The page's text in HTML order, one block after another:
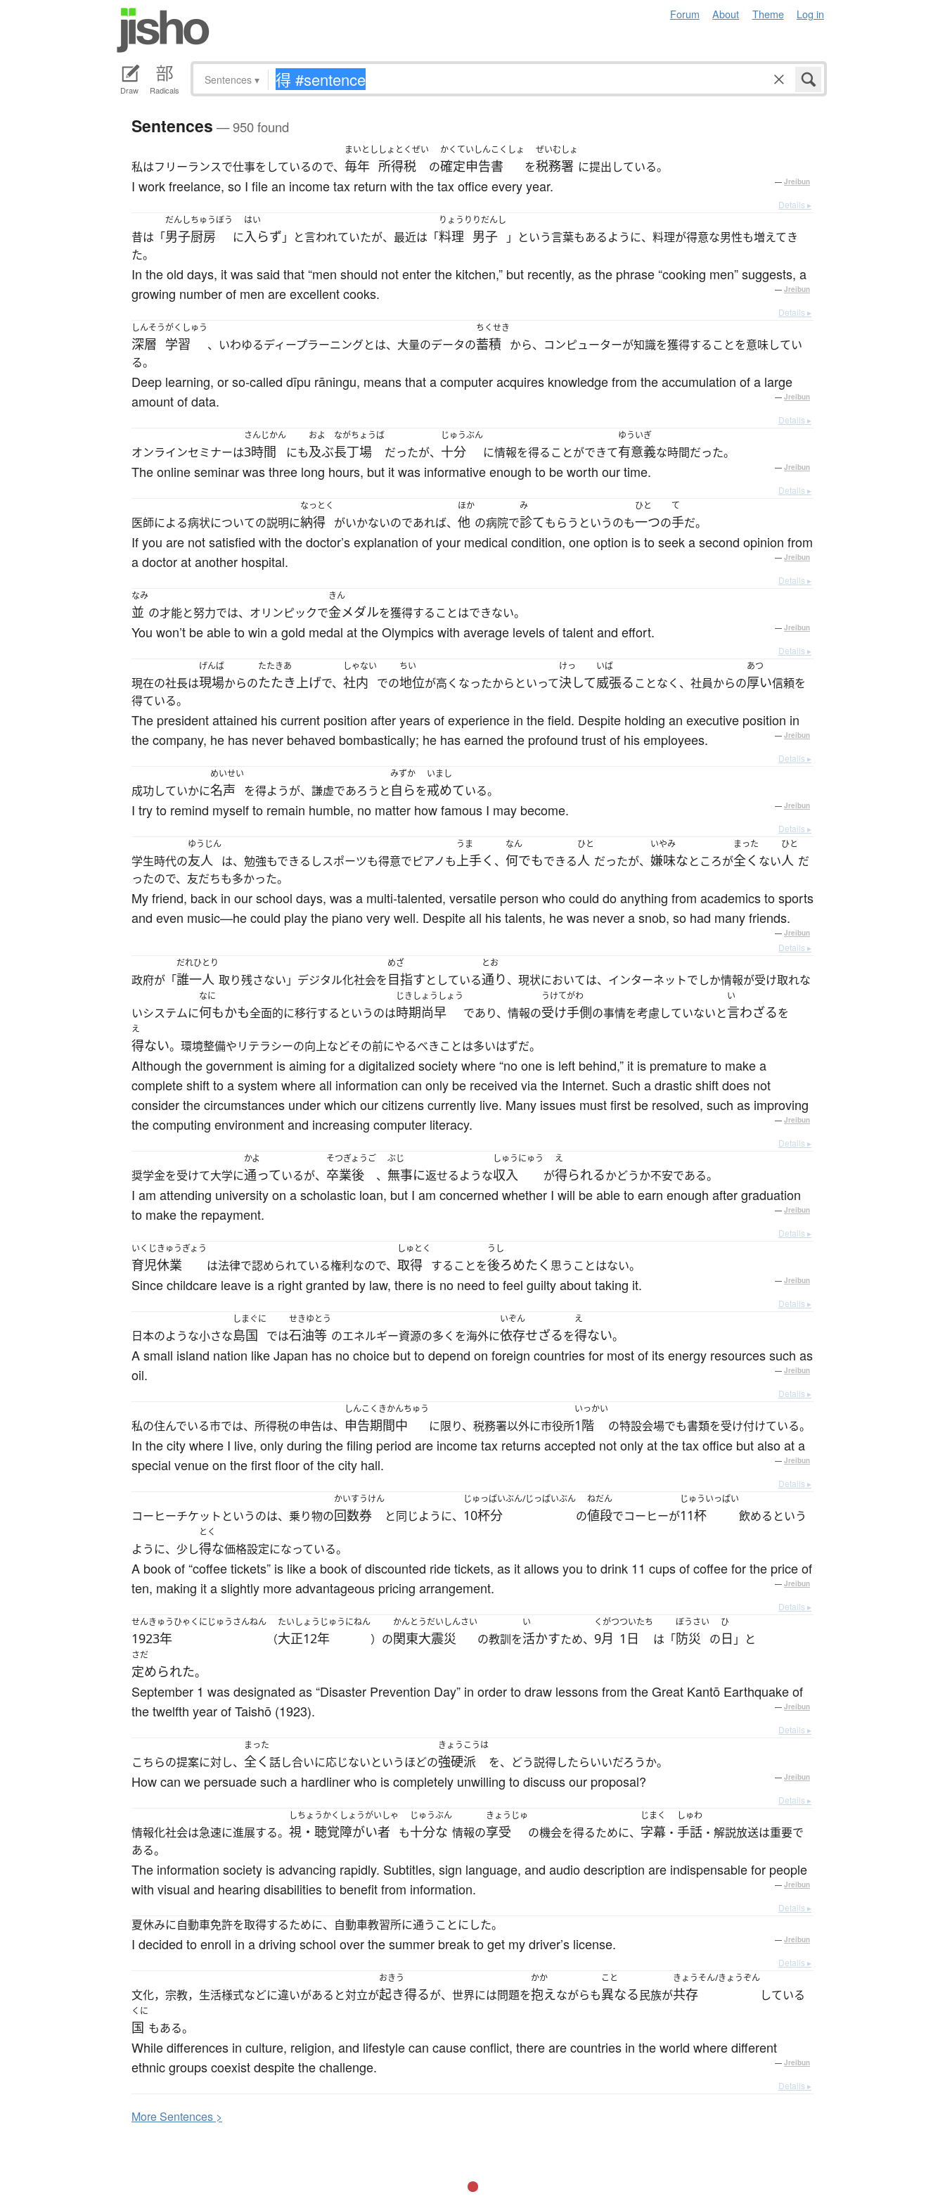
Forum About Theme Log in
Draw Radicals
Sentences ▾
Sentences — 950 found
私はフリーランスで仕事をしているので、
まいとし
毎年
しょとくぜい
所得税 の
かくていしんこくしょ
確定申告書 を
ぜいむしょ
税務署 に提出している。
I work freelance, so I file an income tax return with the tax office every year. — Jreibun
Details ▸
昔は「
だんし
男子
ちゅうぼう
厨房 に
はい
入らず 」と言われていたが、最近は「
りょうり
料理
りだんし
男子
」という言葉もあるように、料理が得意な男性も増えてき
た。
In the old days, it was said that “men should not enter the kitchen,” but recently, as the phrase “cooking men” suggests, a
growing number of men are excellent cooks.
— Jreibun
Details ▸
しんそう
深層
がくしゅう
学習 、いわゆるディープラーニングとは、大量のデータの
ちくせき
蓄積 から、コンピューターが知識を獲得することを意味してい
る。
Deep learning, or so-called dīpu rāningu, means that a computer acquires knowledge from the accumulation of a large
amount of data.
— Jreibun
Details ▸
オンラインセミナーは
さんじかん
3時間 にも
およ
及ぶ
ながちょうば
長丁場 だったが、
じゅうぶん
十分 に情報を得ることができて
ゆういぎ
有意義な時間だった。
The online seminar was three long hours, but it was informative enough to be worth our time. — Jreibun
Details ▸
医師による病状についての説明に
なっとく
納得 がいかないのであれば、
ほか
他 の病院で
み
診てもらうというのも
ひと
一つの
て
手だ。
If you are not satisfied with the doctor’s explanation of your medical condition, one option is to seek a second opinion from
a doctor at another hospital.
— Jreibun
Details ▸
なみ
並 の才能と努力では、オリンピックで
きん
金メダルを獲得することはできない。
You won’t be able to win a gold medal at the Olympics with average levels of talent and effort. — Jreibun
Details ▸
現在の社長は
げんば
現場からの
たたきあ
たたき上げで、
しゃない
社内 での
ちい
地位が高くなったからといって
けっ
決して
いば
威張ることなく、社員からの
あつ
厚い信頼を
得ている。
The president attained his current position after years of experience in the field. Despite holding an executive position in
the company, he has never behaved bombastically; he has earned the profound trust of his employees.
— Jreibun
Details ▸
成功していかに
めいせい
名声 を得ようが、謙虚であろうと
みずか
自らを
いまし
戒めている。
I try to remind myself to remain humble, no matter how famous I may become. — Jreibun
Details ▸
学生時代の
ゆうじん
友人 は、勉強もできるしスポーツも得意でピアノも
うま
上手く 、
なん
何でもできる
ひと
人 だったが、
いやみ
嫌味なところが
まった
全く ない
ひと
人 だ
ったので、友だちも多かった。
My friend, back in our school days, was a multi-talented, versatile person who could do anything from academics to sports
and even music—he could play the piano very well. Despite all his talents, he was never a snob, so had many friends.
— Jreibun
Details ▸
政府が「
だれひとり
誰一人 取り残さない」デジタル化社会を
めざ
目指すとしている
とお
通り、現状においては、インターネットでしか情報が受け取れな
いシステムに
なに
何もかも全面的に移行するというのは
じきしょうしょう
時期尚早 であり、情報の
うけてがわ
受け手側の事情を考慮していないと
い
言わざるを
え
得ない。環境整備やリテラシーの向上などその前にやるべきことは多いはずだ。
Although the government is aiming for a digitalized society where “no one is left behind,” it is premature to make a
complete shift to a system where all information can only be received via the Internet. Such a drastic shift does not
consider the circumstances under which our citizens currently live. Many issues must first be resolved, such as improving
the computing environment and increasing computer literacy.
— Jreibun
Details ▸
奨学金を受けて大学に
かよ
通っているが、
そつぎょうご
卒業後 、
ぶじ
無事に返せるような
しゅうにゅう
収入 が
え
得られるかどうか不安である。
I am attending university on a scholastic loan, but I am concerned whether I will be able to earn enough after graduation
to make the repayment.
— Jreibun
Details ▸
いくじきゅうぎょう
育児休業 は法律で認められている権利なので、
しゅとく
取得 することを
うし
後ろめたく 思うことはない。
Since childcare leave is a right granted by law, there is no need to feel guilty about taking it. — Jreibun
Details ▸
日本のような小さな
しまぐに
島国 では
せきゆとう
石油等 のエネルギー資源の多くを海外に
いぞん
依存せざるを
え
得ない。
A small island nation like Japan has no choice but to depend on foreign countries for most of its energy resources such as
oil.
— Jreibun
Details ▸
私の住んでいる市では、所得税の申告は、
しんこくきかんちゅう
申告期間中 に限り、税務署以外に市役所
いっかい
1階 の特設会場でも書類を受け付けている。
In the city where I live, only during the filing period are income tax returns accepted not only at the tax office but also at a
special venue on the first floor of the city hall.
— Jreibun
Details ▸
コーヒーチケットというのは、乗り物の
かいすうけん
回数券 と同じように、
じゅっぱいぶん/じっぱいぶん
10杯分 の
ねだん
値段でコーヒーが
じゅういっぱい
11杯 飲めるという
ように、少し
とく
得な価格設定になっている。
A book of “coffee tickets” is like a book of discounted ride tickets, as it allows you to drink 11 cups of coffee for the price of
ten, making it a slightly more advantageous pricing arrangement.
— Jreibun
Details ▸
せんきゅうひゃくにじゅうさんねん
1923年 （
たいしょうじゅうにねん
大正12年 ）の
かんとうだいしんさい
関東大震災 の教訓を
い
活かすため、
くがつ
9月
ついたち
1日 は「
ぼうさい
防災 の
ひ
日 」と
さだ
定められた。
September 1 was designated as “Disaster Prevention Day” in order to draw lessons from the Great Kantō Earthquake of
the twelfth year of Taishō (1923).
— Jreibun
Details ▸
こちらの提案に対し、
まった
全く 話し合いに応じないというほどの
きょうこうは
強硬派 を、どう説得したらいいだろうか。
How can we persuade such a hardliner who is completely unwilling to discuss our proposal? — Jreibun
Details ▸
情報化社会は急速に進展する。
しちょうかくしょうがいしゃ
視・聴覚障がい者 も
じゅうぶん
十分な 情報の
きょうじゅ
享受 の機会を得るために、
じまく
字幕 ・
しゅわ
手話 ・解説放送は重要で
ある。
The information society is advancing rapidly. Subtitles, sign language, and audio description are indispensable for people
with visual and hearing disabilities to benefit from information.
— Jreibun
Details ▸
夏休みに自動車免許を取得するために、自動車教習所に通うことにした。
I decided to enroll in a driving school over the summer break to get my driver’s license. — Jreibun
Details ▸
文化，宗教，生活様式などに違いがあると対立が
おきう
起き得るが、世界には問題を
かか
抱えながらも
こと
異なる民族が
きょうそん/きょうぞん
共存 している
くに
国 もある。
While differences in culture, religion, and lifestyle can cause conflict, there are countries in the world where different
ethnic groups coexist despite the challenge.
— Jreibun
Details ▸
MoreSentences >